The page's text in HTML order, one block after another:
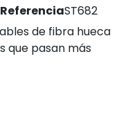
ReferenciaST682
de fibra hueca
que pasan más